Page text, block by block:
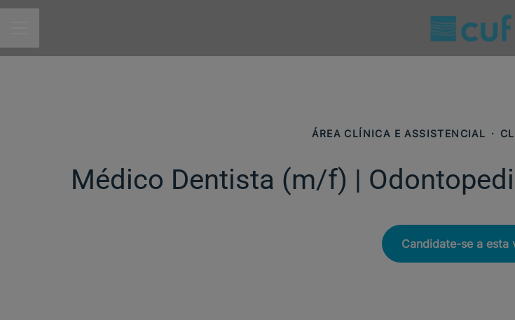
ÁREA CLÍNICA E ASSISTENCIAL ·
Médico Dentista (m/f) |
Candidate-se a esta